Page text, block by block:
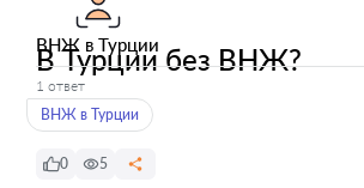
ВНЖ в Турции
В Турции без ВНЖ?
1 ответ
ВНЖ в Турции
0 5